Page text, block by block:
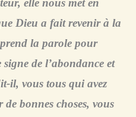
elle nous met en
Dieu a fait revenir à la
la parole pour
de l’abondance et
il, vous tous qui avez
de bonnes choses, vous